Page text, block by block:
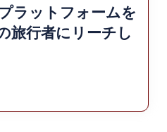
ラットフォームを
旅行者にリーチし